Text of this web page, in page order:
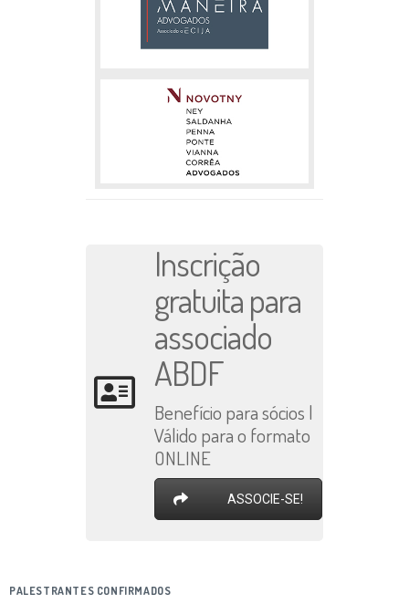
Inscrição
gratuita para
associado
ABDF
Benefício para sócios |
Válido para o formato
ONLINE
ASSOCIE-SE!
PALESTRANTES CONFIRMADOS